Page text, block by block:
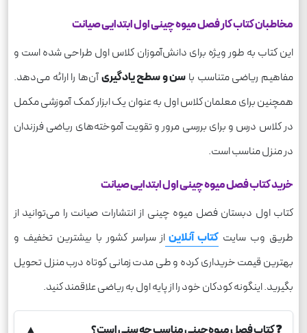
مخاطبان کتاب کار فصل میوه چینی اول ابتدایی صیانت
این کتاب به طور ویژه برای دانش‌آموزان کلاس اول طراحی شده است و
مفاهیم ریاضی متناسب با سن و سطح یادگیریآن‌ها را ارائه می‌دهد.
همچنین برای معلمان کلاس اول به عنوان یک ابزار کمک آموزشی مکمل
در کلاس درس و برای بررسی مرور و تقویت آموخته‌های ریاضی فرزندان
در منزل مناسب است.
خرید کتاب فصل میوه چینی اول ابتدایی صیانت
کتاب اول دبستان فصل میوه چینی از انتشارات صیانت را می‌توانید از
طریق وب سایت کتاب آنلاین از سراسر کشور با بیشترین تخفیف و
بهترین قیمت خریداری کرده و طی مدت زمانی کوتاه درب منزل تحویل
بگیرید. اینگونه کودکان خود را از پایه اول به ریاضی علاقمند کنید.